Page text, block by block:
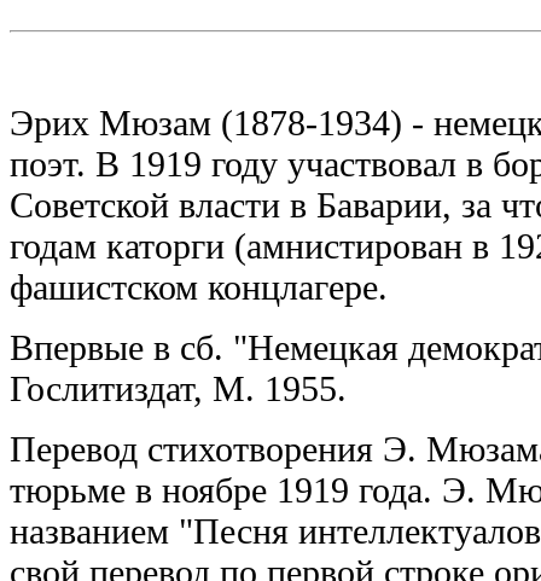
Эрих Мюзам (1878-1934) -
поэт. В 1919 году участвовал в
Советской власти в Баварии, за
годам каторги (амнистирован в
фашистском концлагере.
Впервые в сб. "Немецкая
Гослитиздат, М. 1955.
Перевод стихотворения Э.
тюрьме в ноябре 1919 года. Э.
названием "Песня
свой перевод по первой строке